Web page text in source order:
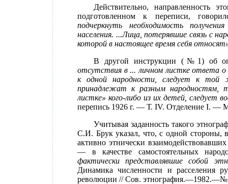
Действительно, направленность
подготовленном к переписи,
подчеркнуть необходимость
населения. ...Лица, потерявшие связь с
которой в настоящее время себя
В другой инструкции (№1) об
отсутствия в ... личном листке ответа
к одной народности, следует к той
принадлежат к разным народностям,
листке» кого-либо из их детей, следует
перепись 1926 г. — Т. IV. Отделение I. —
Учитывая заданность такого
С.И. Брук указал, что, с одной стороны,
активно этнически
— в качестве самостоятельных
фактически представлявшие собой
Динамика численности и расселения
революции // Сов.